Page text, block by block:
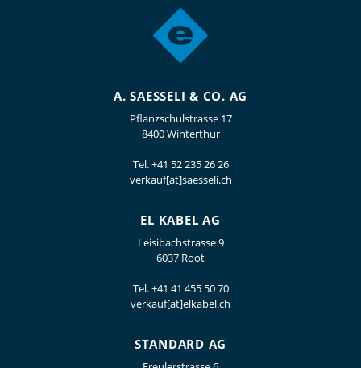
A. SAESSELI & CO. AG
Pflanzschulstrasse 17
8400 Winterthur
Tel.+41 52 235 26 26
verkauf[at]saesseli.ch
EL KABEL AG
Leisibachstrasse 9
6037 Root
Tel.+41 41 455 50 70
verkauf[at]elkabel.ch
STANDARD AG